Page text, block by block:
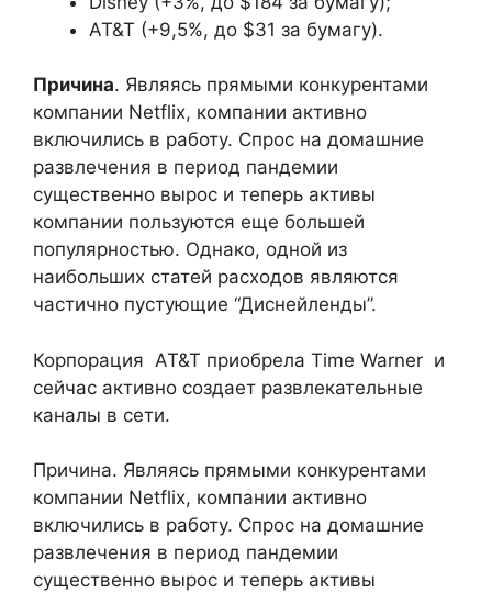
AT&T (+9,5%, до $31 за бумагу).
Причина. Являясь прямыми конкурентами
компании Netflix, компании активно
включились в работу. Спрос на домашние
развлечения в период пандемии
существенно вырос и теперь активы
компании пользуются еще большей
популярностью. Однако, одной из
наибольших статей расходов являются
частично пустующие “Диснейленды”.
Корпорация AT&T приобрела Time Warner и
сейчас активно создает развлекательные
каналы в сети.
Причина. Являясь прямыми конкурентами
компании Netflix, компании активно
включились в работу. Спрос на домашние
развлечения в период пандемии
существенно вырос и теперь активы